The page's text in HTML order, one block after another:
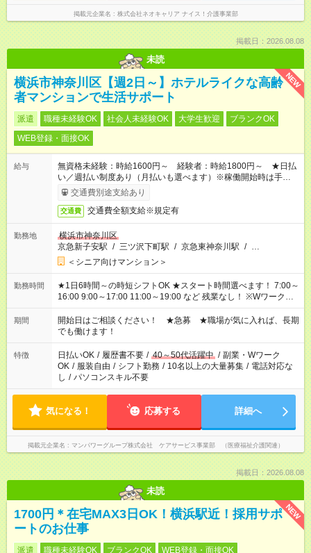
掲載元企業名 株式会社ネオキャリア ナイス！介護事業部
掲載日：2026.08.08
未読
NEW
横浜市神奈川区【週2日～】ホテルライクな高齢
者マンションで生活サポート
派遣 職種未経験OK 社会人未経験OK 大学生歓迎
ブランクOK
WEB登録・面接OK
給与
無資格未経験：時給1600円～ 経験者：時給1800円～ ★日払
い／週払い制度あり（月払いも選べます）※稼働開始時は手続き
完了次第のお支払いとなります。
交通費別途支給あり
交通費 交通費全額支給※規定有
勤務地
横浜市神奈川区
京急新子安駅 / 三ツ沢下町駅 / 京急東神奈川駅 / …
＜シニア向けマンション＞
勤務時間
★1日6時間～の時短シフトOK ★スタート時間選べます！ 7:00～
16:00 9:00～17:00 11:00～19:00 など 残業なし！ ※Wワークの
場合、他のお仕事と合わせ週40時間超の就業はご案内できませ
ん ※法令に基づき、週20時間以上勤務は社会保険への加入対象
となります ※労働者派遣法（日雇い派遣の原則禁止）により、
短時間・短期間の就業はご案内が難しい場合があります
期間
開始日はご相談ください！ ★急募 ★職場が気に入れば、長期
でも働けます！
特徴 日払いOK / 履歴書不要 / 40～50代活躍中 / 副業・Wワーク
OK / 服装自由 / シフト勤務 / 10名以上の大量募集 / 電話対応な
し / パソコンスキル不要
気になる！ 応募する 詳細へ
掲載元企業名 マンパワーグループ株式会社 ケアサービス事業部 （医療福祉介護関連）
掲載日：2026.08.08
未読
NEW
1700円＊在宅MAX3日OK！横浜駅近！採用サポ
ートのお仕事
派遣 職種未経験OK ブランクOK WEB登録・面接OK